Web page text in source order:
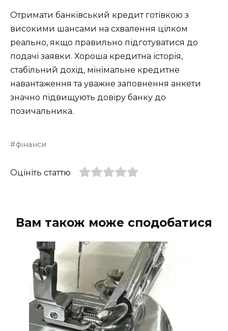
Отримати банківський кредит готівкою з
високими шансами на схвалення цілком
реально, якщо правильно підготуватися до
подачі заявки. Хороша кредитна історія,
стабільний дохід, мінімальне кредитне
навантаження та уважне заповнення анкети
значно підвищують довіру банку до
позичальника.
фінанси
Оцініть статтю
Вам також може сподобатися